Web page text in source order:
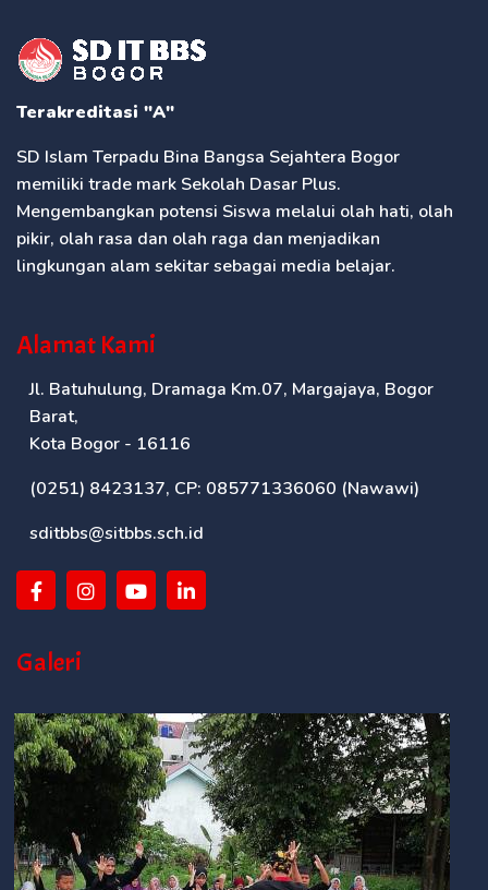
Terakreditasi "A"
SD Islam Terpadu Bina Bangsa Sejahtera Bogor
memiliki trade mark Sekolah Dasar Plus.
Mengembangkan potensi Siswa melalui olah hati, olah
pikir, olah rasa dan olah raga dan menjadikan
lingkungan alam sekitar sebagai media belajar.
Alamat Kami
Jl. Batuhulung, Dramaga Km.07, Margajaya, Bogor
Barat,
Kota Bogor - 16116
(0251) 8423137, CP: 085771336060 (Nawawi)
sditbbs@sitbbs.sch.id
Galeri